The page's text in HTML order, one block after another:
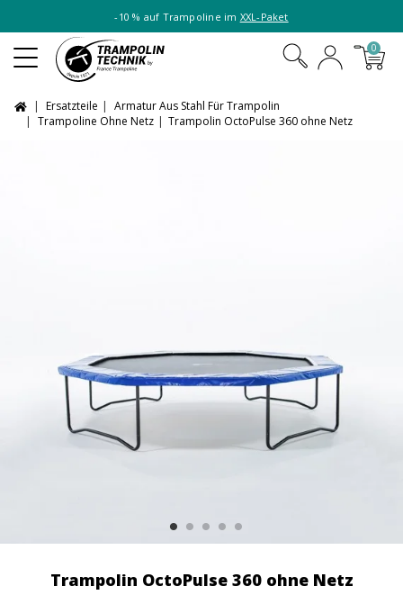
-10 % auf Trampoline im XXL-Paket
0
Ersatzteile
Armatur Aus Stahl Für Trampolin
Trampoline Ohne Netz
Trampolin OctoPulse 360 ohne Netz
Trampolin OctoPulse 360 ohne Netz